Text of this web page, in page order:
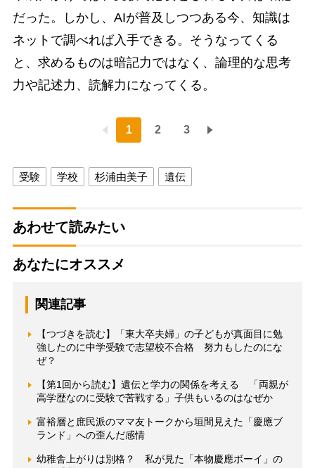
だった。しかし、AIが普及しつつある今、知識は
ネットで調べれば入手できる。そうなってくる
と、求めるものは暗記力ではなく、論理的な思考
力や記述力、読解力になってくる。
1 2 3
受験 学校 杉浦由美子 遺伝
あわせて読みたい
あなたにオススメ
関連記事
【つづきを読む】「東大卒夫婦」の子どもが真面目に勉
強したのに中学受験で志望校不合格 努力もしたのにな
ぜ？
【第1回から読む】遺伝と学力の関係を考える 「両親が
高学歴なのに受験で苦戦する」子供もいるのはなぜか
富裕層と庶民派のママ友トークから垣間見えた「慶應ブ
ランド」への歪んだ感情
幼稚舎上がりは別格？ 私が見た「本物慶應ボーイ」の